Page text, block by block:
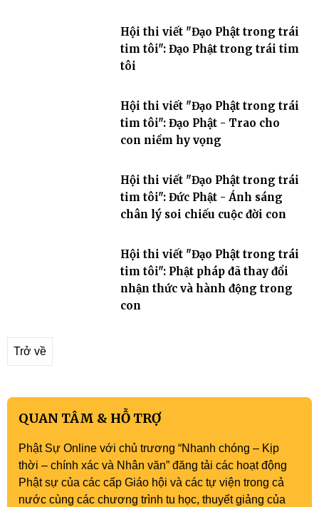
Hội thi viết "Đạo Phật trong trái
tim tôi": Đạo Phật trong trái tim
tôi
Hội thi viết "Đạo Phật trong trái
tim tôi": Đạo Phật - Trao cho
con niềm hy vọng
Hội thi viết "Đạo Phật trong trái
tim tôi": Đức Phật - Ánh sáng
chân lý soi chiếu cuộc đời con
Hội thi viết "Đạo Phật trong trái
tim tôi": Phật pháp đã thay đổi
nhận thức và hành động trong
con
Trở về
QUAN TÂM & HỖ TRỢ
Phật Sự Online với chủ trương “Nhanh chóng – Kịp
thời – chính xác và Nhân văn” đăng tải các hoạt động
Phật sự của các cấp Giáo hội và các tự viện trong cả
nước cùng các chương trình tu học, thuyết giảng của